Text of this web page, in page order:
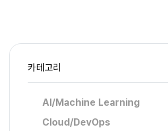
카테고리
AI/Machine Learning
Cloud/DevOps